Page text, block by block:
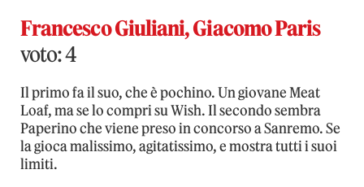
Francesco Giuliani, Giacomo Paris
voto: 4
Il primo fa il suo, che è pochino. Un giovane Meat
Loaf, ma se lo compri su Wish. Il secondo sembra
Paperino che viene preso in concorso a Sanremo. Se
la gioca malissimo, agitatissimo, e mostra tutti i suoi
limiti.